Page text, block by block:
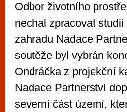
Odbor životního
nechal zpracovat
zahradu Nadace
soutěže byl vybrán
Ondráčka z projekční
Nadace Partnerství
severní část území,